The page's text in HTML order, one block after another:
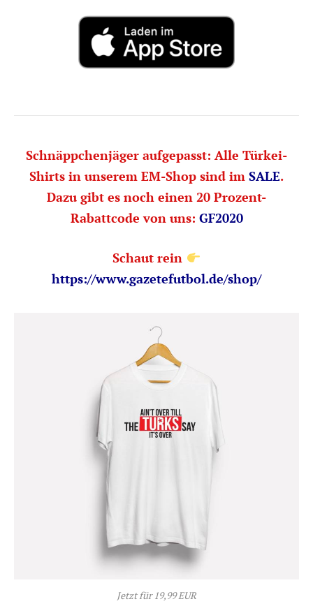
Schnäppchenjäger aufgepasst: Alle Türkei-
Shirts in unserem EM-Shop sind im SALE.
Dazu gibt es noch einen 20 Prozent-
Rabattcode von uns: GF2020
Schaut rein
https://www.gazetefutbol.de/shop/
Jetzt für 19,99 EUR